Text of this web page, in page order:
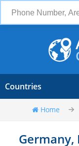
Countries
Home
Germany,